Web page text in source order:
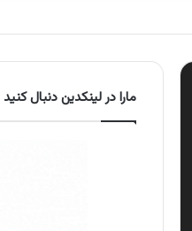
مارا در لینکدین دنبال کنید